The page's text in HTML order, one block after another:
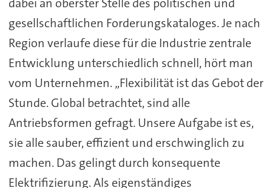
dabei an oberster Stelle des politischen und
gesellschaftlichen Forderungskataloges. Je nach
Region verlaufe diese für die Industrie zentrale
Entwicklung unterschiedlich schnell, hört man
vom Unternehmen. „Flexibilität ist das Gebot der
Stunde. Global betrachtet, sind alle
Antriebsformen gefragt. Unsere Aufgabe ist es,
sie alle sauber, effizient und erschwinglich zu
machen. Das gelingt durch konsequente
Elektrifizierung. Als eigenständiges